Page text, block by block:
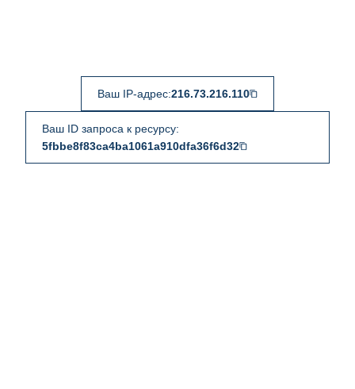
Ваш IP-адрес:216.73.216.110
Ваш ID запроса к ресурсу:
5fbbe8f83ca4ba1061a910dfa36f6d32